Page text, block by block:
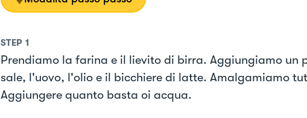
STEP 1
Prendiamo la farina e il lievito di birra. Aggiungiamo un
sale, l'uovo, l'olio e il bicchiere di latte. Amalgamiamo
Aggiungere quanto basta oi acqua.